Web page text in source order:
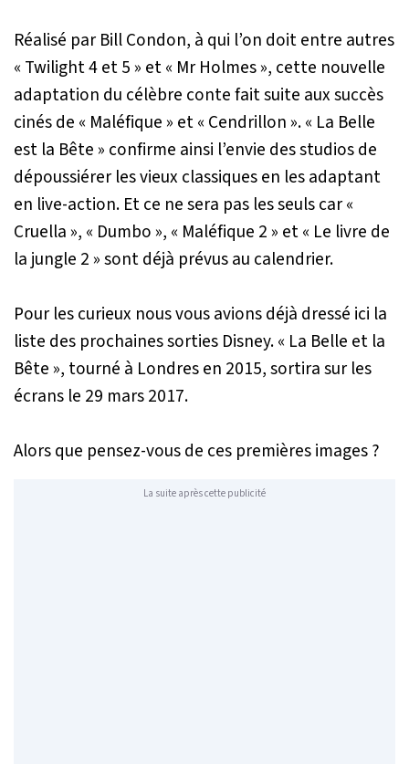
Réalisé par Bill Condon, à qui l’on doit entre autres
« Twilight 4 et 5 » et « Mr Holmes », cette nouvelle
adaptation du célèbre conte fait suite aux succès
cinés de « Maléfique » et « Cendrillon ». « La Belle
est la Bête » confirme ainsi l’envie des studios de
dépoussiérer les vieux classiques en les adaptant
en live-action. Et ce ne sera pas les seuls car «
Cruella », « Dumbo », « Maléfique 2 » et « Le livre de
la jungle 2 » sont déjà prévus au calendrier.
Pour les curieux nous vous avions déjà dressé ici la
liste des prochaines sorties Disney. « La Belle et la
Bête », tourné à Londres en 2015, sortira sur les
écrans le 29 mars 2017.
Alors que pensez-vous de ces premières images ?
La suite après cette publicité